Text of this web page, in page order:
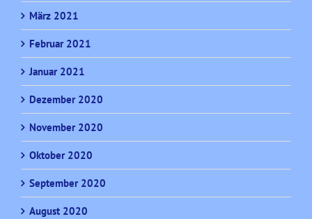
März 2021
Februar 2021
Januar 2021
Dezember 2020
November 2020
Oktober 2020
September 2020
August 2020